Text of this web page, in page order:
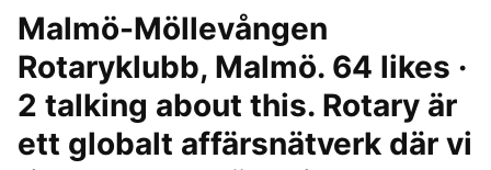
Malmö-Möllevången
Rotaryklubb, Malmö. 64 likes ·
2 talking about this. Rotary är
ett globalt affärsnätverk där vi